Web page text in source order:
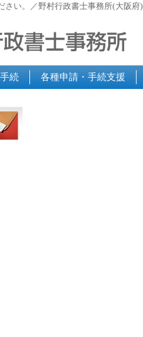
さい。／野村行政書士事務所(大阪府)
続 各種申請・手続支援